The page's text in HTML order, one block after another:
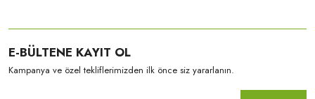
E-BÜLTENE KAYIT OL
Kampanya ve özel tekliflerimizden ilk önce siz yararlanın.